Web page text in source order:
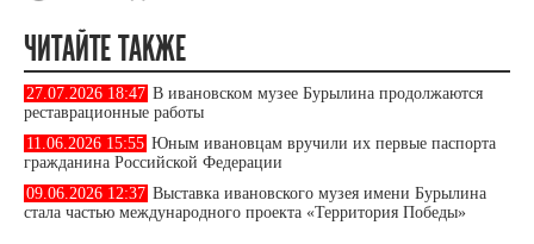
ЧИТАЙТЕ ТАКЖЕ
27.07.2026 18:47 В ивановском музее Бурылина продолжаются
реставрационные работы
11.06.2026 15:55 Юным ивановцам вручили их первые паспорта
гражданина Российской Федерации
09.06.2026 12:37 Выставка ивановского музея имени Бурылина
стала частью международного проекта «Территория Победы»